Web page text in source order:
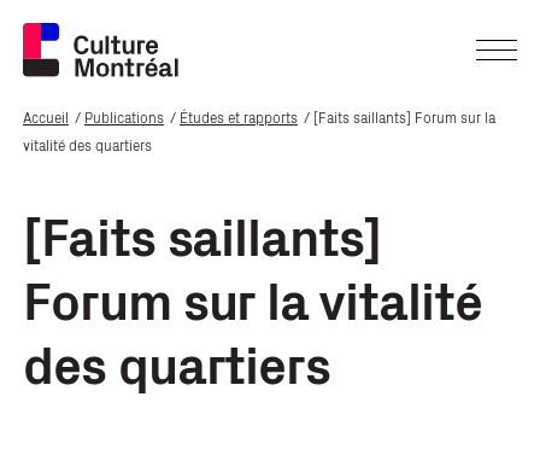
Accueil Publications Études et rapports
[Faits saillants] Forum sur la
vitalité des quartiers
[Faits saillants]
Forum sur la vitalité
des quartiers